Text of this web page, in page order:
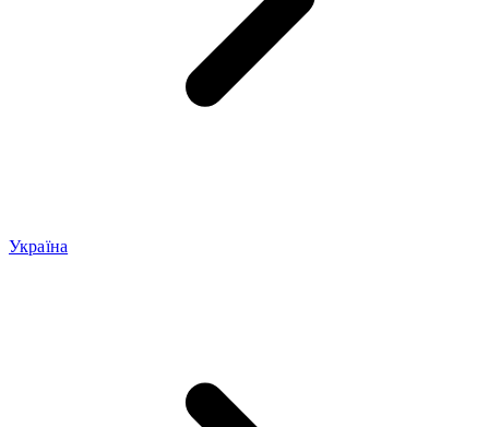
Україна